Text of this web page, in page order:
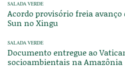
SALADA VERDE
Acordo provisório freia avanço
Sun no Xingu
SALADA VERDE
Documento entregue ao
socioambientais na Amazônia